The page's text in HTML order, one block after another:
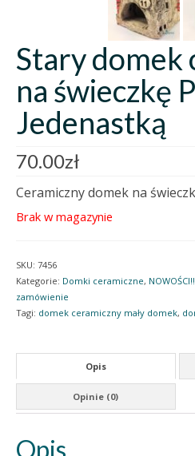
Stary domek
na świeczkę
Jedenastką
70.00zł
Ceramiczny domek na
Brak w magazynie
SKU: 7456
Kategorie: Domki ceramiczne,
zamówienie
Tagi: domek ceramiczny mały domek,
Opis
Opinie (0)
Opis